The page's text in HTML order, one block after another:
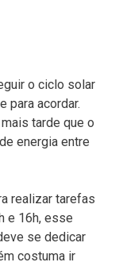
o ciclo solar
para acordar.
tarde que o
energia entre
realizar tarefas
e 16h, esse
se dedicar
costuma ir